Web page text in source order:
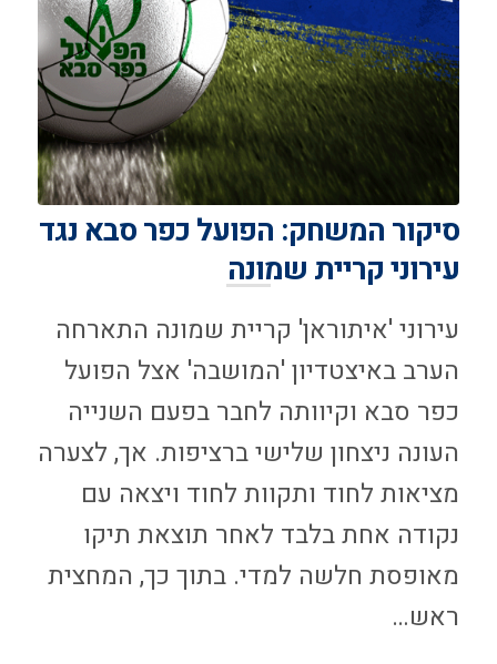
סיקור המשחק: הפועל כפר סבא נגד
עירוני קריית שמונה
עירוני 'איתוראן' קריית שמונה התארחה
הערב באיצטדיון 'המושבה' אצל הפועל
כפר סבא וקיוותה לחבר בפעם השנייה
העונה ניצחון שלישי ברציפות. אך, לצערה
מציאות לחוד ותקוות לחוד ויצאה עם
נקודה אחת בלבד לאחר תוצאת תיקו
מאופסת חלשה למדי. בתוך כך, המחצית
ראש…